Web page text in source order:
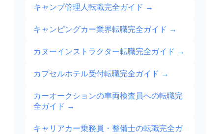
キャンプ管理人転職完全ガイド →
キャンピングカー業界転職完全ガイド →
カヌーインストラクター転職完全ガイド →
カプセルホテル受付転職完全ガイド →
カーオークションの車両検査員への転職完
全ガイド →
キャリアカー乗務員・整備士の転職完全ガ